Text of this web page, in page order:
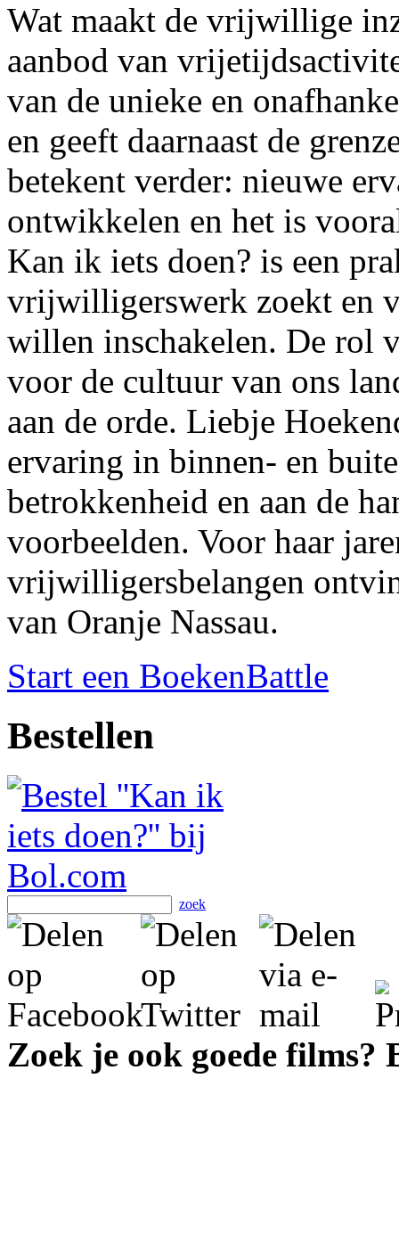
Wat maakt de vrijwillige
aanbod van
van de unieke en
en geeft daarnaast de
betekent verder: nieuwe
ontwikkelen en het is
Kan ik iets doen? is een
vrijwilligerswerk zoekt en
willen inschakelen. De rol
voor de cultuur van ons
aan de orde. Liebje
ervaring in binnen- en
betrokkenheid en aan de
voorbeelden. Voor haar
vrijwilligersbelangen
van Oranje Nassau.
Start een BoekenBattle
Bestellen
zoek
Zoek je ook goede films?